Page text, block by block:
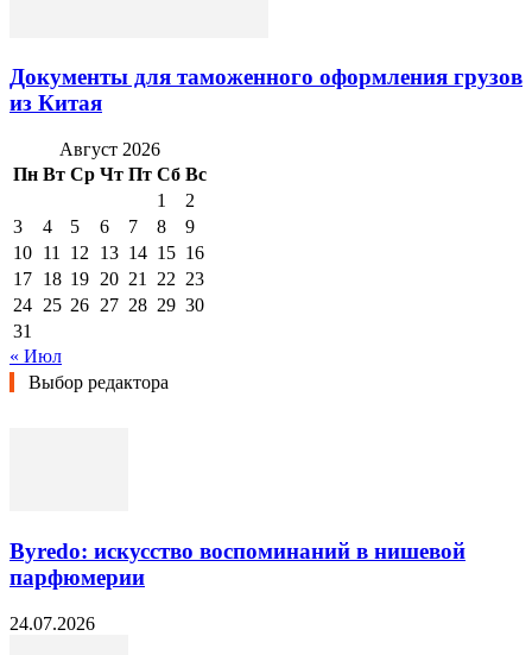
Документы для таможенного оформления грузов
из Китая
Август 2026
Пн Вт Ср Чт Пт Сб Вс
1
2
3
4 5 6 7 8
9
10 11 12 13 14 15 16
17 18 19 20 21 22 23
24 25 26 27 28 29 30
31
« Июл
Выбор редактора
Byredo: искусство воспоминаний в нишевой
парфюмерии
24.07.2026